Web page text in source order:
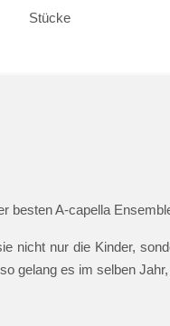
Stücke
besten A-capella
nicht nur die Kinder,
gelang es im selben